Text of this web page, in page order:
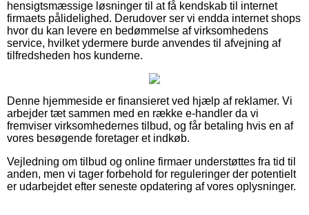
hensigtsmæssige løsninger til at få kendskab til internet
firmaets pålidelighed. Derudover ser vi endda internet shops
hvor du kan levere en bedømmelse af virksomhedens
service, hvilket ydermere burde anvendes til afvejning af
tilfredsheden hos kunderne.
Denne hjemmeside er finansieret ved hjælp af reklamer. Vi
arbejder tæt sammen med en række e-handler da vi
fremviser virksomhedernes tilbud, og får betaling hvis en af
vores besøgende foretager et indkøb.
Vejledning om tilbud og online firmaer understøttes fra tid til
anden, men vi tager forbehold for reguleringer der potentielt
er udarbejdet efter seneste opdatering af vores oplysninger.